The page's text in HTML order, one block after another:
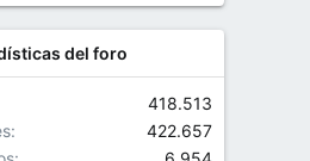
del foro
418.513
422.657